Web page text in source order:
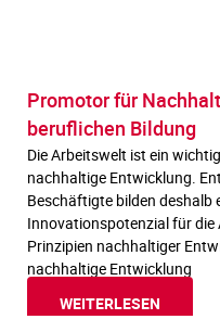
Promotor für
beruflichen Bildung
Die Arbeitswelt ist ein
nachhaltige Entwicklung.
Beschäftigte bilden deshalb
Innovationspotenzial für
Prinzipien nachhaltiger
nachhaltige Entwicklung
WEITERLESEN